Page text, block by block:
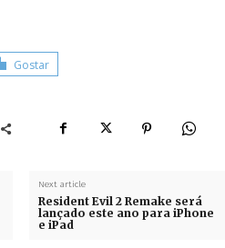
Gostar
Next article
Resident Evil 2 Remake será
lançado este ano para iPhone
e iPad